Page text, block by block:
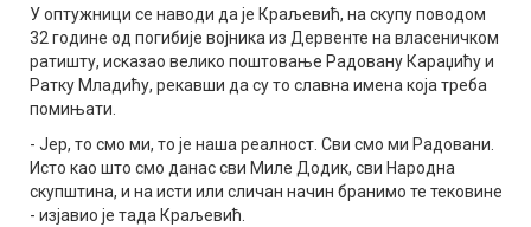
У оптужници се наводи да је Краљевић, на скупу поводом
32 године од погибије војника из Дервенте на власеничком
ратишту, исказао велико поштовање Радовану Караџићу и
Ратку Младићу, рекавши да су то славна имена која треба
помињати.
- Јер, то смо ми, то је наша реалност. Сви смо ми Радовани.
Исто као што смо данас сви Миле Додик, сви Народна
скупштина, и на исти или сличан начин бранимо те тековине
- изјавио је тада Краљевић.